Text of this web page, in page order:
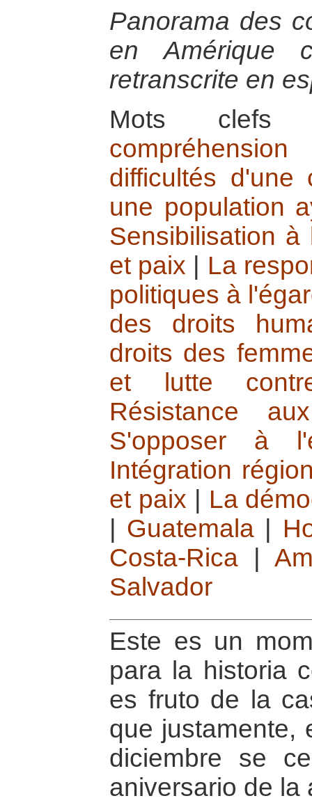
Panorama des
en Amérique
retranscrite en
Mots
difficultés
une population
Sensibilisation à
et paix
La
politiques à
des droits
droits des
et lutte
Résistance
S'opposer à
Intégration
et paix
La
Guatemala
Costa-Rica |
Salvador
Este es un
para la historia
es fruto de la
que justamente,
diciembre se
aniversario de la